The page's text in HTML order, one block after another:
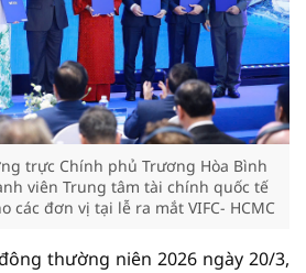
trực Chính phủ Trương Hòa Bình
viên Trung tâm tài chính quốc tế
các đơn vị tại lễ ra mắt VIFC- HCMC
thường niên 2026 ngày 20/3,